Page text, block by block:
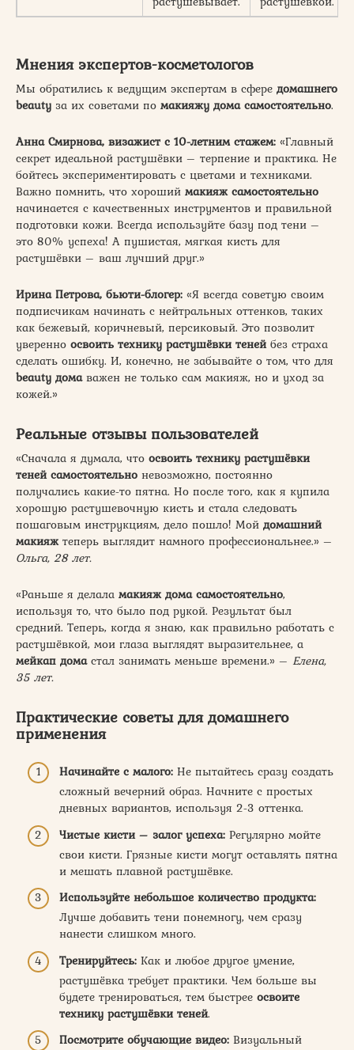
Мнения экспертов-косметологов
Мы обратились к ведущим экспертам в сфере домашнего
beauty за их советами по макияжу дома самостоятельно.
Анна Смирнова, визажист с 10-летним стажем: «Главный
секрет идеальной растушёвки – терпение и практика. Не
бойтесь экспериментировать с цветами и техниками.
Важно помнить, что хороший макияж самостоятельно
начинается с качественных инструментов и правильной
подготовки кожи. Всегда используйте базу под тени –
это 80% успеха! А пушистая, мягкая кисть для
растушёвки – ваш лучший друг.»
Ирина Петрова, бьюти-блогер: «Я всегда советую своим
подписчикам начинать с нейтральных оттенков, таких
как бежевый, коричневый, персиковый. Это позволит
уверенно освоить технику растушёвки тенейбез страха
сделать ошибку. И, конечно, не забывайте о том, что для
beauty домаважен не только сам макияж, но и уход за
кожей.»
Реальные отзывы пользователей
«Сначала я думала, что освоить технику растушёвки
теней самостоятельно невозможно, постоянно
получались какие-то пятна. Но после того, как я купила
хорошую растушевочную кисть и стала следовать
пошаговым инструкциям, дело пошло! Мой домашний
макияжтеперь выглядит намного профессиональнее.» –
Ольга, 28 лет.
«Раньше я делала макияж дома самостоятельно,
используя то, что было под рукой. Результат был
средний. Теперь, когда я знаю, как правильно работать с
растушёвкой, мои глаза выглядят выразительнее, а
мейкап домастал занимать меньше времени.» – Елена,
35 лет.
Практические советы для домашнего
применения
Начинайте с малого: Не пытайтесь сразу создать
сложный вечерний образ. Начните с простых
дневных вариантов, используя 2-3 оттенка.
Чистые кисти – залог успеха: Регулярно мойте
свои кисти. Грязные кисти могут оставлять пятна
и мешать плавной растушёвке.
Используйте небольшое количество продукта:
Лучше добавить тени понемногу, чем сразу
нанести слишком много.
Тренируйтесь: Как и любое другое умение,
растушёвка требует практики. Чем больше вы
будете тренироваться, тем быстрее освоите
технику растушёвки теней.
Посмотрите обучающие видео: Визуальный